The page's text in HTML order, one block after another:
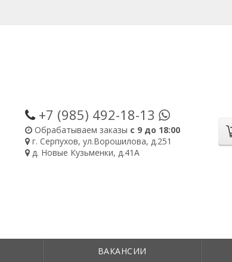
+7 (985) 492-18-13
Обрабатываем заказы с 9 до 18:00
г. Серпухов, ул.Ворошилова, д.251
д. Новые Кузьменки, д.41А
ВАКАНСИИ